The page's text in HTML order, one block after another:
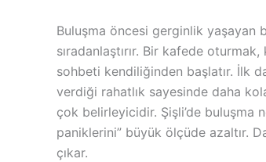
Buluşma öncesi gerginlik yaşayan
sıradanlaştırır. Bir kafede
sohbeti kendiliğinden başlatır. İlk
verdiği rahatlık sayesinde daha
çok belirleyicidir. Şişli’de buluşma
paniklerini” büyük ölçüde azaltır.
çıkar.